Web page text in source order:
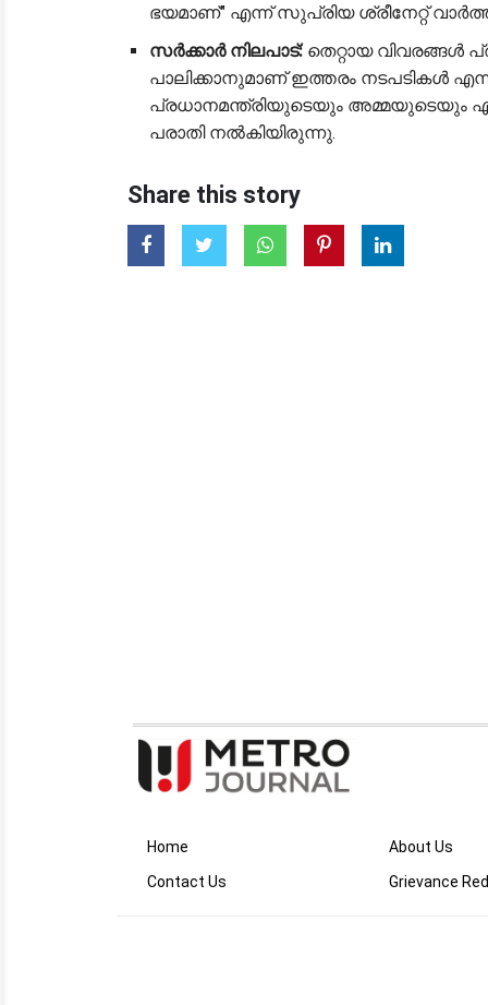
ഭയമാണ്" എന്ന് സുപ്രിയ ശ്രീനേറ്റ്
സർക്കാർ നിലപാട്: തെറ്റായ വിവരങ്ങൾ
പാലിക്കാനുമാണ് ഇത്തരം നടപടികൾ
പ്രധാനമന്ത്രിയുടെയും അമ്മയുടെയും
പരാതി നൽകിയിരുന്നു.
Share this story
Home About Us
Contact Us
Grievance